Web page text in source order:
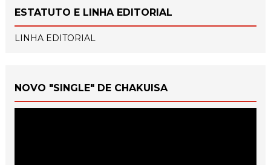
ESTATUTO E LINHA EDITORIAL
LINHA EDITORIAL
NOVO "SINGLE" DE CHAKUISA